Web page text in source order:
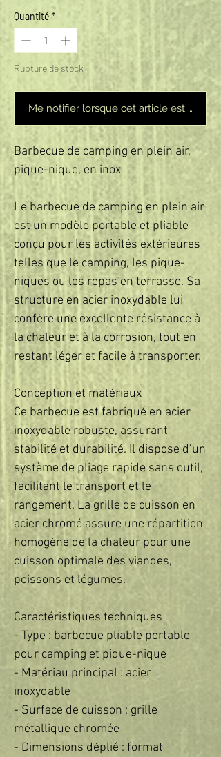
Quantité *
Rupture de stock
Me notifier lorsque cet article est
Barbecue de camping en plein air,
pique-nique, en inox
Le barbecue de camping en plein air
est un modèle portable et pliable
conçu pour les activités extérieures
telles que le camping, les pique-
niques ou les repas en terrasse. Sa
structure en acier inoxydable lui
confère une excellente résistance à
la chaleur et à la corrosion, tout en
restant léger et facile à transporter.
Conception et matériaux
Ce barbecue est fabriqué en acier
inoxydable robuste, assurant
stabilité et durabilité. Il dispose d’un
système de pliage rapide sans outil,
facilitant le transport et le
rangement. La grille de cuisson en
acier chromé assure une répartition
homogène de la chaleur pour une
cuisson optimale des viandes,
poissons et légumes.
Caractéristiques techniques
- Type : barbecue pliable portable
pour camping et pique-nique
- Matériau principal : acier
inoxydable
- Surface de cuisson : grille
métallique chromée
- Dimensions déplié : format